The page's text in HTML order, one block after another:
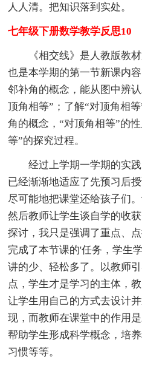
人人清。把知识落到实处。
七年级下册数学教学反思10
《相交线》是人教版教材
也是本学期的第一节新课内
邻补角的概念，能从图中辨
顶角相等”；了解“对顶角相
角的概念，“对顶角相等”的
等”的探究过程。
经过上学期一学期的实践
已经渐渐地适应了先预习后
尽可能地把课堂还给孩子们
然后教师让学生谈自学的收
探讨，我只是强调了重点、
完成了本节课的'任务，学生
讲的少、轻松多了。以教师
点，学生才是学习的主体，
让学生用自己的方式去设计
现，而教师在课堂中的作用
帮助学生形成科学概念，培
习惯等等。